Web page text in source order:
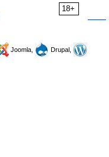
18+
Joomla,
Drupal,